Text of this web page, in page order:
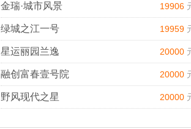
金瑞·城市风景 19906
绿城之江一号 19959
星运丽园兰逸 20000
融创富春壹号院 20000
野风现代之星 20000